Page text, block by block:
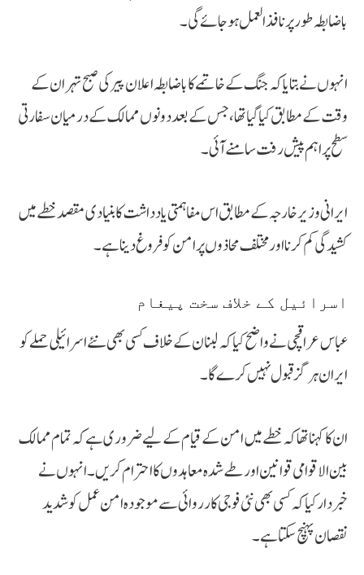
باضابطہ طور پر نافذ العمل ہو جائے گی۔
انہوں نے بتایا کہ جنگ کے خاتمے کا باضابطہ اعلان پیر کی صبح تہران کے
وقت کے مطابق کیا گیا تھا، جس کے بعد دونوں ممالک کے درمیان سفارتی
سطح پر اہم پیش رفت سامنے آئی۔
ایرانی وزیر خارجہ کے مطابق اس مفاہمتی یادداشت کا بنیادی مقصد خطے میں
کشیدگی کم کرنا اور مختلف محاذوں پر امن کو فروغ دینا ہے۔
اسرائیل کے خلاف سخت پیغام
عباس عراقچی نے واضح کیا کہ لبنان کے خلاف کسی بھی نئے اسرائیلی حملے کو
ایران ہرگز قبول نہیں کرے گا۔
ان کا کہنا تھا کہ خطے میں امن کے قیام کے لیے ضروری ہے کہ تمام ممالک
بین الاقوامی قوانین اور طے شدہ معاہدوں کا احترام کریں۔ انہوں نے
خبردار کیا کہ کسی بھی نئی فوجی کارروائی سے موجودہ امن عمل کو شدید
نقصان پہنچ سکتا ہے۔